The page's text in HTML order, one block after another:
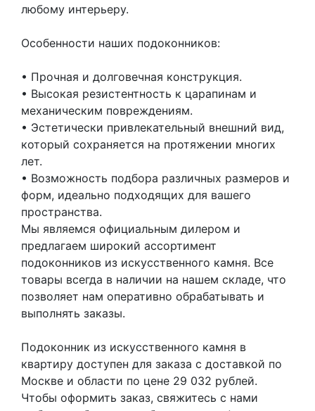
любому интерьеру.
Особенности наших подоконников:
• Прочная и долговечная конструкция.
• Высокая резистентность к царапинам и
механическим повреждениям.
• Эстетически привлекательный внешний вид,
который сохраняется на протяжении многих
лет.
• Возможность подбора различных размеров и
форм, идеально подходящих для вашего
пространства.
Мы являемся официальным дилером и
предлагаем широкий ассортимент
подоконников из искусственного камня. Все
товары всегда в наличии на нашем складе, что
позволяет нам оперативно обрабатывать и
выполнять заказы.
Подоконник из искусственного камня в
квартиру доступен для заказа с доставкой по
Москве и области по цене 29 032 рублей.
Чтобы оформить заказ, свяжитесь с нами